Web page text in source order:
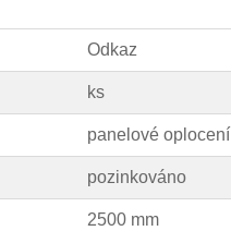
Odkaz
ks
panelové oplocení
pozinkováno
2500 mm